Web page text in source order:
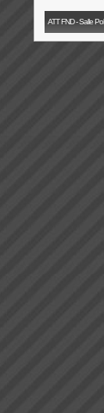
ATT FND - Salle